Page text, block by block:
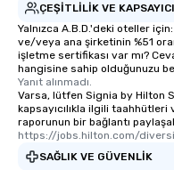
itinerary. You Get a Dinner and a Show
Our tours offer an
entertainment. All tours
knowledgeable,
who leads the group on a
offering engaging tidbits
fascinating stories.
interactive experiences
along the way exclusively
ÇEŞITLILIK VE
Yalnızca A.B.D.'deki oteller
ve/veya ana şirketinin %51
işletme sertifikası var mı?
hangisine sahip olduğunuzu
Yanıt alınmadı.
Varsa, lütfen Signia by Hilton
kapsayıcılıkla ilgili taahhütleri
raporunun bir bağlantı
https://jobs.hilton.com/
SAĞLIK VE GÜVENLIK